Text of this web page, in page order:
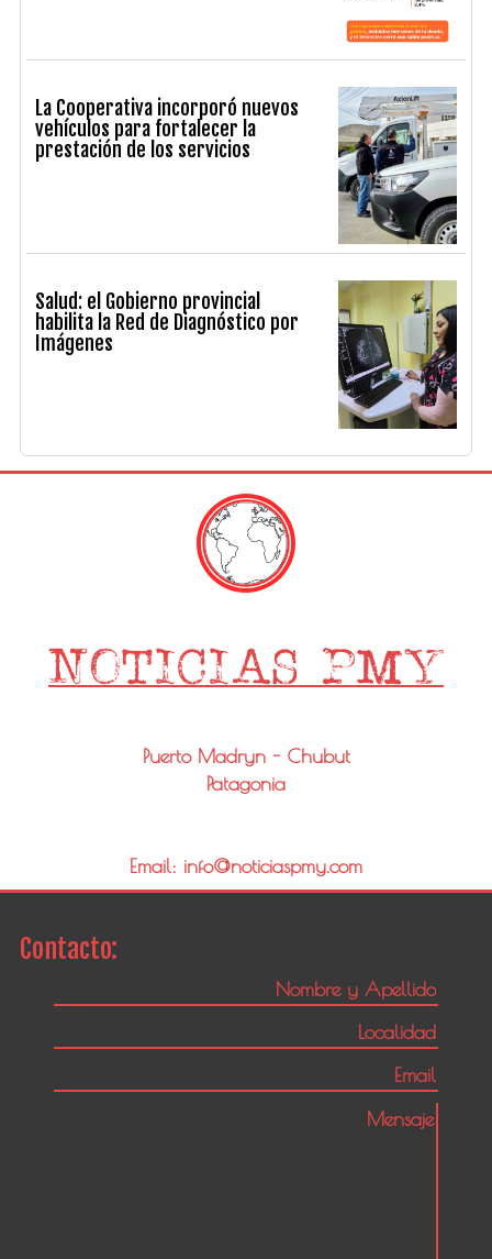
La Cooperativa incorporó nuevos
vehículos para fortalecer la
prestación de los servicios
Salud: el Gobierno provincial
habilita la Red de Diagnóstico por
Imágenes
Puerto Madryn - Chubut
Patagonia
Email: info@noticiaspmy.com
Contacto: